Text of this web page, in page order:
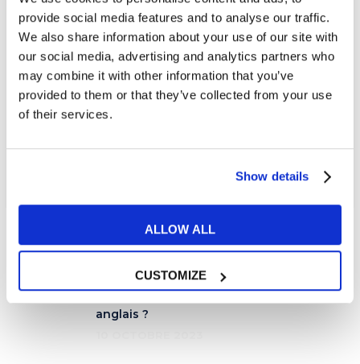
provide social media features and to analyse our traffic.
We also share information about your use of our site with
our social media, advertising and analytics partners who
may combine it with other information that you’ve
provided to them or that they’ve collected from your use
of their services.
Show details
ALLOW ALL
CUSTOMIZE
Irlande ou le Jour du Commonwealth en
Ecosse, il y a tout de même certaines
traditions qui subsistent comme décorer
certaines bâtiments publics avec le drapeau
de l’Angleterre
Quelle est la différence
entre "house" et "home" en
anglais ?